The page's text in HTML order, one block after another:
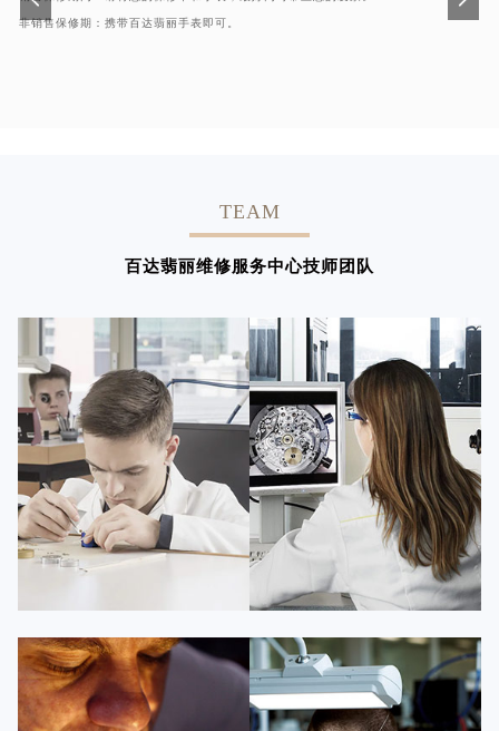
非销售保修期：携带百达翡丽手表即可。
TEAM
百达翡丽维修服务中心技师团队
凯罗尔·切尔西
资深百达翡丽技师
是百达翡丽维修服务中心
达芙妮·克劳迪娅
资深百达翡丽技师
是百达翡丽维修服务中心